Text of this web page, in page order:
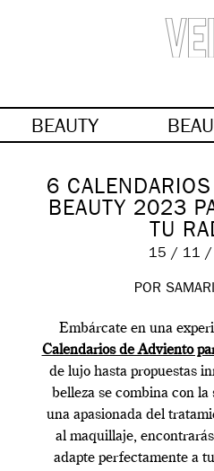
BEAUTY
6
BEAUTY 2023
TU
15 / 11 /
POR
Embárcate en una
Calendarios de Adviento
de lujo hasta propuestas
belleza se combina con la
una apasionada del
al maquillaje,
adapte perfectamente a